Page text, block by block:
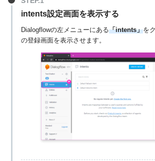
intents設定画面を表示する
Dialogflowの左メニューにある「intents」を
の登録画面を表示させます。